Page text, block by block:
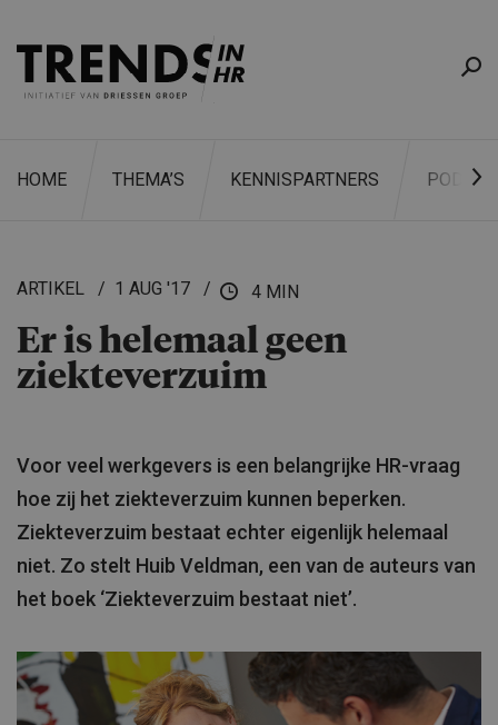
HOME THEMA’S KENNISPARTNERS
ARTIKEL 1 AUG '17 4 MIN
Er is helemaal geen
ziektever­zuim
Voor veel werkgevers is een belangrijke HR-vraag
hoe zij het ziekteverzuim kunnen beperken.
Ziekteverzuim bestaat echter eigenlijk helemaal
niet. Zo stelt Huib Veldman, een van de auteurs van
het boek ‘Ziekteverzuim bestaat niet’.